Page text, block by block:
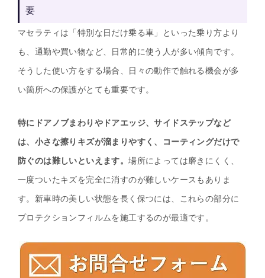
要
マセラティは「特別な日だけ乗る車」といった乗り方より
も、通勤や買い物など、日常的に使う人が多い傾向です。
そうした使い方をする場合、日々の動作で触れる機会が多
い箇所への保護がとても重要です。
特にドアノブまわりやドアエッジ、サイドステップなど
は、小さな擦りキズが溜まりやすく、コーティングだけで
防ぐのは難しいといえます。場所によっては磨きにくく、
一度ついたキズを完全に消すのが難しいケースもありま
す。新車時の美しい状態を長く保つには、これらの部分に
プロテクションフィルムを施工するのが最適です。